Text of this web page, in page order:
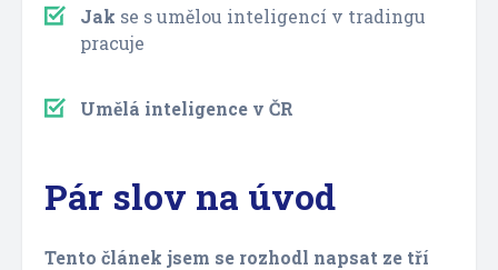
Jak se s umělou inteligencí v tradingu
pracuje
Umělá inteligence v ČR
Pár slov na úvod
Tento článek jsem se rozhodl napsat ze tří